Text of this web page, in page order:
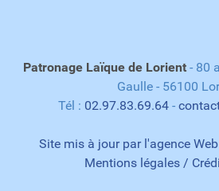
Patronage Laïque de Lorient - 80
Gaulle - 56100
Tél : 02.97.83.69.64 -
Site mis à jour par l'agence
Mentions légales /